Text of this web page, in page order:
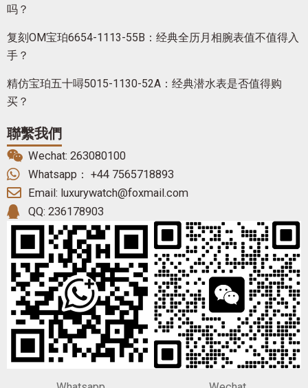
吗？
复刻OM宝珀6654-1113-55B：经典全历月相腕表值不值得入
手？
精仿宝珀五十噚5015-1130-52A：经典潜水表是否值得购
买？
聯繫我們
Wechat: 263080100
Whatsapp： +44 7565718893
Email: luxurywatch@foxmail.com
QQ: 236178903